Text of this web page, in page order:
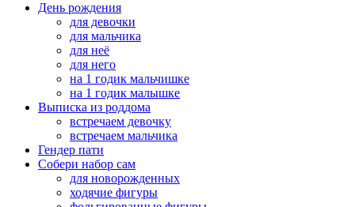
День рождения
для девочки
для мальчика
для неё
для него
на 1 годик мальчишке
на 1 годик малышке
Выписка из роддома
встречаем девочку
встречаем мальчика
Гендер пати
Собери набор сам
для новорожденных
ходячие фигуры